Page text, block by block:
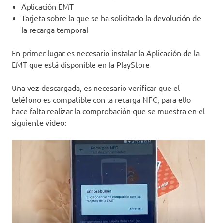
Aplicación EMT
Tarjeta sobre la que se ha solicitado la devolución de
la recarga temporal
En primer lugar es necesario instalar la Aplicación de la
EMT que está disponible en la PlayStore
Una vez descargada, es necesario verificar que el
teléfono es compatible con la recarga NFC, para ello
hace falta realizar la comprobación que se muestra en el
siguiente vídeo: